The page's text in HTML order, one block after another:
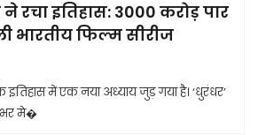
रचा इतिहास: 3000 करोड़ पार
भारतीय फिल्म सीरीज
इतिहास में एक नया अध्याय जुड़ गया है। ‘धुरंधर’
मे�